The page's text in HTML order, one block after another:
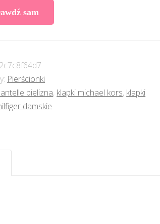
sam
Pierścionki
bielizna, klapki michael kors, klapki
damskie